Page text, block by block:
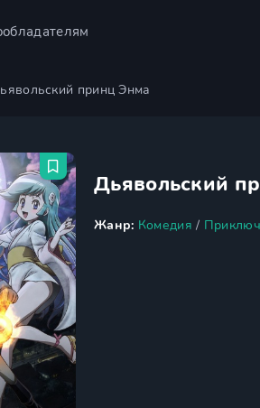
принц Энма
Дьявольский
Жанр: Комедия /